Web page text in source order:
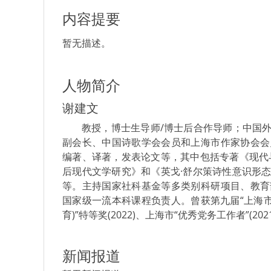
内容提要
暂无描述。
人物简介
谢建文
教授，博士生导师/博士后合作导师；中国
副会长、中国诗歌学会会员和上海市作家协会
编著、译著，发表论文等，其中包括专著《现
后现代文学研究》和《英戈·舒尔策诗性意识形
等。主持国家社科基金等多类别科研项目、教
国家级一流本科课程负责人。曾获第九届“上海
育)”特等奖(2022)、上海市“优秀党务工作者
新闻报道